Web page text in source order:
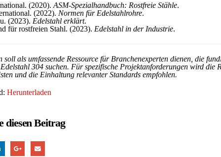
(2020). ASM-Spezialhandbuch: Rostfreie Stähle.
(2022). Normen für Edelstahlrohre.
(2023). Edelstahl erklärt.
für rostfreien Stahl. (2023). Edelstahl in der Industrie.
soll als umfassende Ressource für Branchenexperten dienen, die
304 suchen. Für spezifische Projektanforderungen wird die
und die Einhaltung relevanter Standards empfohlen.
Herunterladen
diesen Beitrag